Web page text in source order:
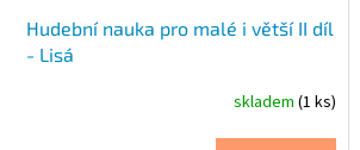
Hudební nauka pro malé i větší II díl
- Lisá
skladem (1 ks)